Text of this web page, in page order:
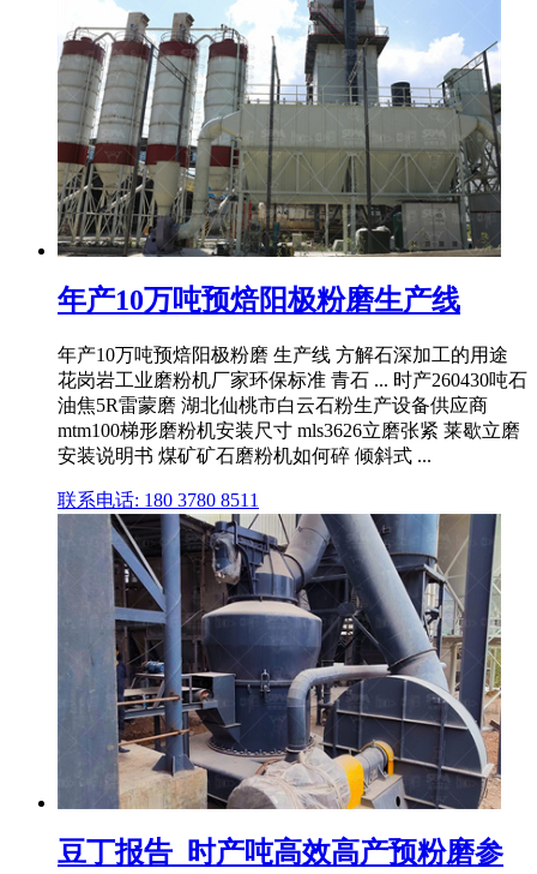
年产10万吨预焙阳极粉磨生产线
年产10万吨预焙阳极粉磨 生产线 方解石深加工的用途
花岗岩工业磨粉机厂家环保标准 青石 ... 时产260430吨石
油焦5R雷蒙磨 湖北仙桃市白云石粉生产设备供应商
mtm100梯形磨粉机安装尺寸 mls3626立磨张紧 莱歇立磨
安装说明书 煤矿矿石磨粉机如何碎 倾斜式 ...
联系电话: 180 3780 8511
豆丁报告_时产吨高效高产预粉磨参